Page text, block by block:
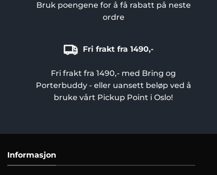
Bruk poengene for å få rabatt på neste
ordre
Fri frakt fra 1490,-
Fri frakt fra 1490,- med Bring og
Porterbuddy - eller uansett beløp ved å
bruke vårt Pickup Point i Oslo!
Informasjon